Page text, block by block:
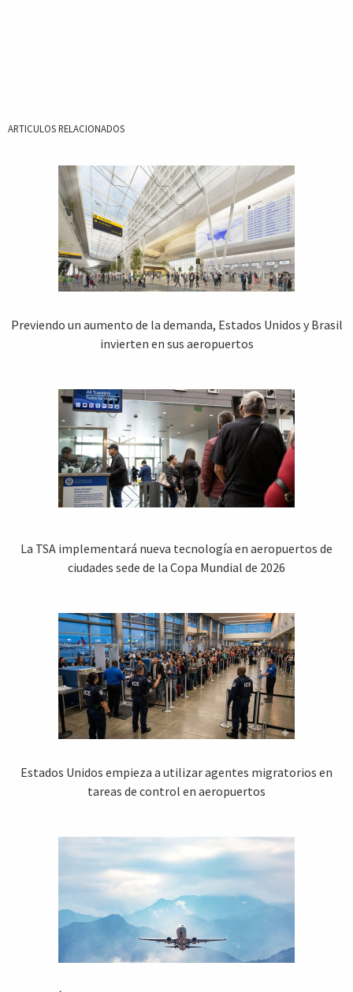
ARTICULOS RELACIONADOS
Previendo un aumento de la demanda, Estados Unidos y Brasil
invierten en sus aeropuertos
La TSA implementará nueva tecnología en aeropuertos de
ciudades sede de la Copa Mundial de 2026
Estados Unidos empieza a utilizar agentes migratorios en
tareas de control en aeropuertos